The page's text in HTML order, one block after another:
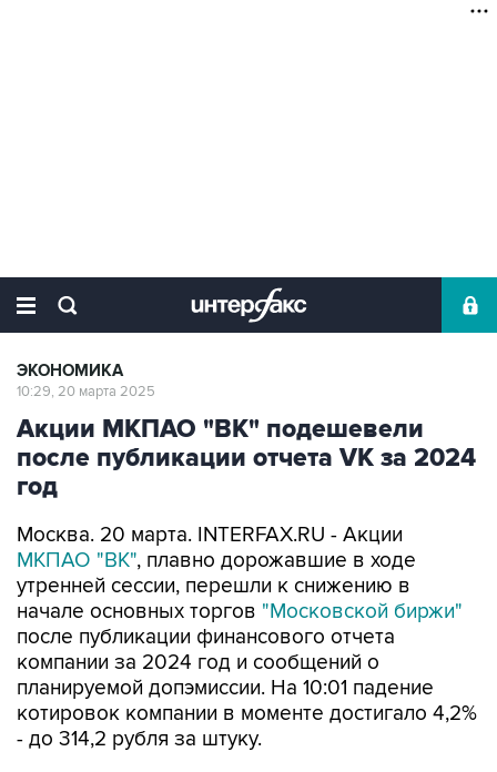
ЭКОНОМИКА
10:29, 20 марта 2025
Акции МКПАО "ВК" подешевели
после публикации отчета VK за 2024
год
Москва. 20 марта. INTERFAX.RU - Акции
МКПАО "ВК", плавно дорожавшие в ходе
утренней сессии, перешли к снижению в
начале основных торгов "Московской биржи"
после публикации финансового отчета
компании за 2024 год и сообщений о
планируемой допэмиссии. На 10:01 падение
котировок компании в моменте достигало 4,2%
- до 314,2 рубля за штуку.